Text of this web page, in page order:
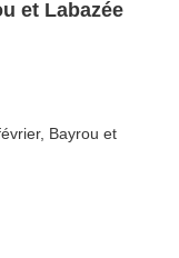
et Labazée